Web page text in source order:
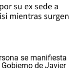
su ex sede a
mientras surgen